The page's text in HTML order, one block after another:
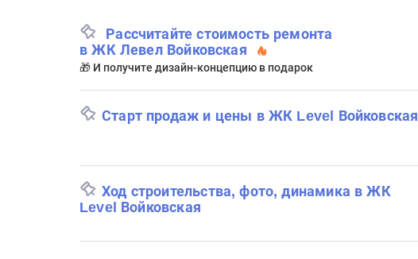
Рассчитайте стоимость ремонта
в ЖК Левел Войковская
🎁 И получите дизайн-концепцию в подарок
Старт продаж и цены в ЖК Level Войковская
Ход строительства, фото, динамика в ЖК
Level Войковская